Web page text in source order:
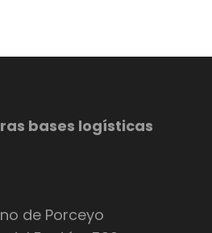
bases logísticas
de Porceyo